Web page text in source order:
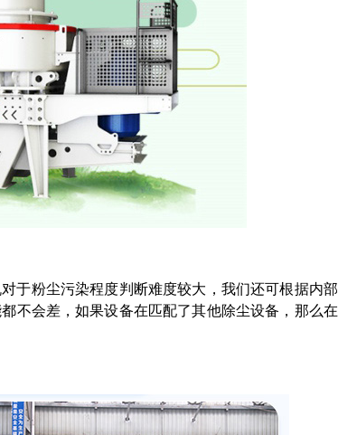
于粉尘污染程度判断难度较大，我们还可根据内
不会差，如果设备在匹配了其他除尘设备，那么